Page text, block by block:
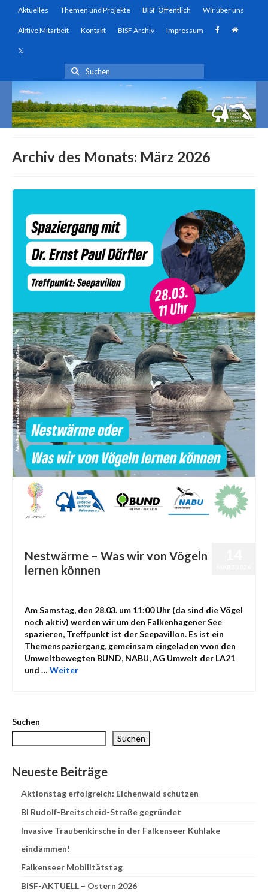
Aktuelles Themen und Projekte BISF Öffentlich Wir über uns
Aktive Mitarbeit Kontakt BISF Archiv Impressum
Suchen
nach:
Archiv des Monats: März 2026
Nestwärme – Was wir von Vögeln
lernen können
Am Samstag, den 28.03. um 11:00 Uhr (da sind die Vögel
noch aktiv) werden wir um den Falkenhagener See
spazieren, Treffpunkt ist der Seepavillon. Es ist ein
Themenspaziergang, gemeinsam eingeladen vvon den
Umweltbewegten BUND, NABU, AG Umwelt der LA21
und … Weiter
Suchen
Suchen
Neueste Beiträge
Aktionstag erfolgreich: Eichenwald schützen
BI Rudolf-Breitscheid-Straße gegründet
Invasive Traubenkirsche in der Falkenseer Kuhlake
eindämmen!
Falkenseer Mobilitätstag
BISF-AKTUELL – Ostern 2026